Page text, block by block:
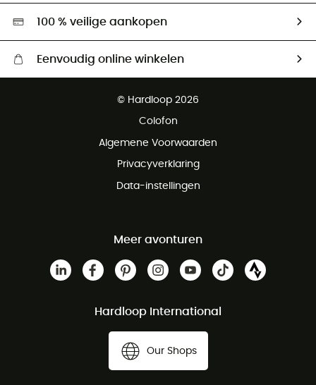
Hardgreen
100 % veilige aankopen
Eenvoudig online winkelen
Gratis retourneren binnen 100 dagen
© Hardloop 2026
Colofon
Algemene Voorwaarden
Privacyverklaring
Data-instellingen
Meer avonturen
Hardloop International
Our Shops